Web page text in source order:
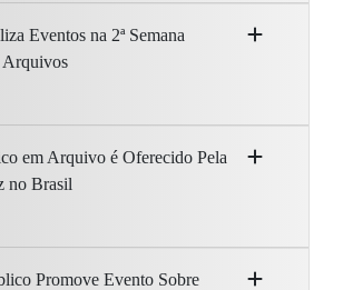
Eventos na 2ª Semana
Arquivos
em Arquivo é Oferecido Pela
no Brasil
Promove Evento Sobre